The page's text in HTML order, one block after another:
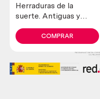
Herraduras de la
suerte. Antiguas y
unidades)COMPRAR